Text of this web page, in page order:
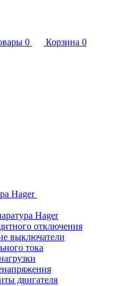
0 Корзина 0
Hager
Hager
отключения
выключатели
тока
двигателя